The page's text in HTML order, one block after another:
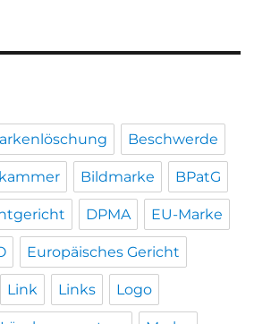
Beschwerde
Bildmarke BPatG
DPMA EU-Marke
Europäisches Gericht
Link Links Logo